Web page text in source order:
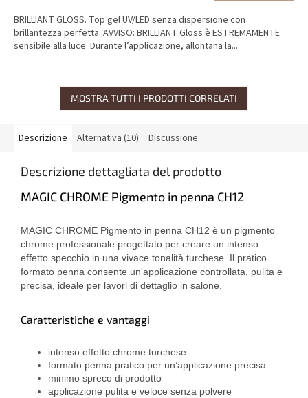
BRILLIANT GLOSS. Top gel UV/LED senza dispersione con
brillantezza perfetta. AVVISO: BRILLIANT Gloss è ESTREMAMENTE
sensibile alla luce. Durante l’applicazione, allontana la...
MOSTRA TUTTI I PRODOTTI CORRELATI
Descrizione Alternativa (10) Discussione
Descrizione dettagliata del prodotto
MAGIC CHROME Pigmento in penna CH12
MAGIC CHROME Pigmento in penna CH12 è un pigmento
chrome professionale progettato per creare un intenso
effetto specchio in una vivace tonalità turchese. Il pratico
formato penna consente un’applicazione controllata, pulita e
precisa, ideale per lavori di dettaglio in salone.
Caratteristiche e vantaggi
intenso effetto chrome turchese
formato penna pratico per un’applicazione precisa
minimo spreco di prodotto
applicazione pulita e veloce senza polvere